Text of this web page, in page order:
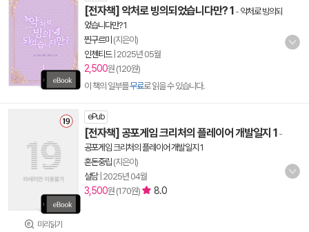
[전자책] 악처로 빙의되었습니다만? 1 - 악처로 빙의되
었습니다만? 1
찐구르미 (지은이)
인첸티드| 2025년 05월
2,500원 (120원)
이 책의 일부를무료로 읽을 수 있습니다.
미리읽기
ePub
[전자책] 공포게임 크리처의 플레이어 개발일지 1 -
공포게임 크리처의 플레이어 개발일지 1
혼돈중립 (지은이)
설담| 2025년 04월
3,500원 (170원) 8.0